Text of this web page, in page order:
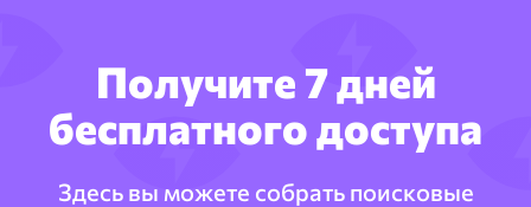
Получите 7 дней
бесплатного доступа
Здесь вы можете собрать поисковые